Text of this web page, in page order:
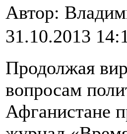
Автор:
31.10.2013
Продолжая
вопросам
Афганистане